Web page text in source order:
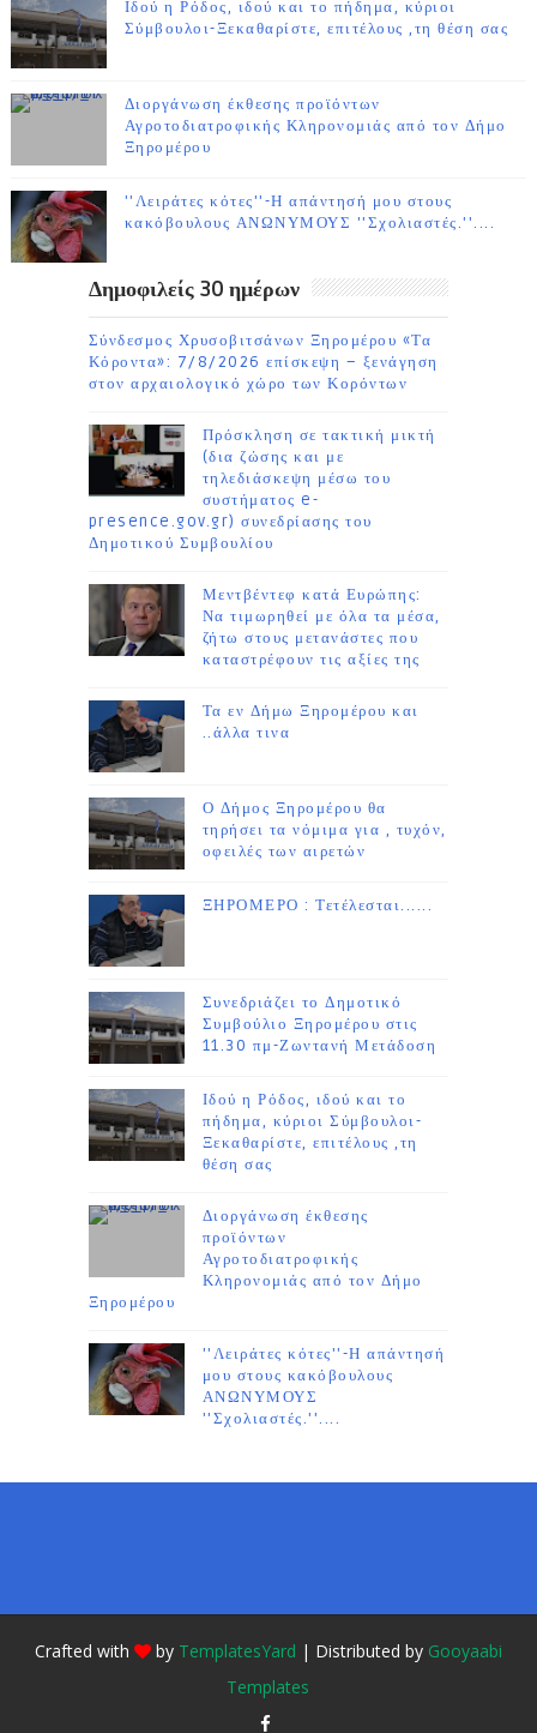
Ιδού η Ρόδος, ιδού και το πήδημα, κύριοι
Σύμβουλοι-Ξεκαθαρίστε, επιτέλους ,τη θέση σας
Διοργάνωση έκθεσης προϊόντων
Αγροτοδιατροφικής Κληρονομιάς από τον Δήμο
Ξηρομέρου
''Λειράτες κότες''-Η απάντησή μου στους
κακόβουλους ΑΝΩΝΥΜΟΥΣ ''Σχολιαστές.''....
Δημοφιλείς 30 ημέρων
Σύνδεσμος Χρυσοβιτσάνων Ξηρομέρου «Τα
Κόροντα»: 7/8/2026 επίσκεψη – ξενάγηση
στον αρχαιολογικό χώρο των Κορόντων
Πρόσκληση σε τακτική μικτή
(δια ζώσης και με
τηλεδιάσκεψη μέσω του
συστήματος e-
presence.gov.gr) συνεδρίασης του
Δημοτικού Συμβουλίου
Μεντβέντεφ κατά Ευρώπης:
Να τιμωρηθεί με όλα τα μέσα,
ζήτω στους μετανάστες που
καταστρέφουν τις αξίες της
Τα εν Δήμω Ξηρομέρου και
..άλλα τινα
Ο Δήμος Ξηρομέρου θα
τηρήσει τα νόμιμα για , τυχόν,
οφειλές των αιρετών
ΞΗΡΟΜΕΡΟ : Τετέλεσται......
Συνεδριάζει το Δημοτικό
Συμβούλιο Ξηρομέρου στις
11.30 πμ-Ζωντανή Μετάδοση
Ιδού η Ρόδος, ιδού και το
πήδημα, κύριοι Σύμβουλοι-
Ξεκαθαρίστε, επιτέλους ,τη
θέση σας
Διοργάνωση έκθεσης
προϊόντων
Αγροτοδιατροφικής
Κληρονομιάς από τον Δήμο
Ξηρομέρου
''Λειράτες κότες''-Η απάντησή
μου στους κακόβουλους
ΑΝΩΝΥΜΟΥΣ
''Σχολιαστές.''....
Crafted with by TemplatesYard | Distributed by Gooyaabi
Templates